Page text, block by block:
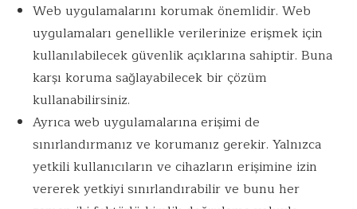
Web uygulamalarını korumak önemlidir. Web
uygulamaları genellikle verilerinize erişmek için
kullanılabilecek güvenlik açıklarına sahiptir. Buna
karşı koruma sağlayabilecek bir çözüm
kullanabilirsiniz.
Ayrıca web uygulamalarına erişimi de
sınırlandırmanız ve korumanız gerekir. Yalnızca
yetkili kullanıcıların ve cihazların erişimine izin
vererek yetkiyi sınırlandırabilir ve bunu her